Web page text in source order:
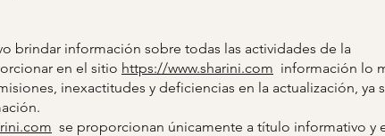
brindar información sobre todas las actividades de la
en el sitio https://www.sharini.com información lo
inexactitudes y deficiencias en la actualización, ya
se proporcionan únicamente a título informativo y